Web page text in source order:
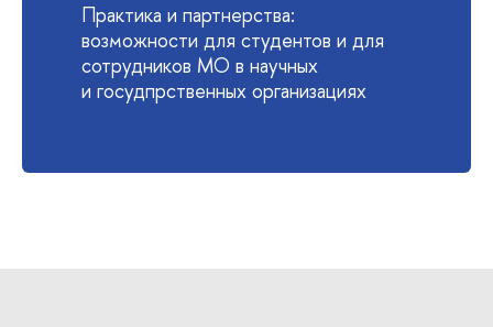
Практика и партнерства:
возможности для студентов и для
сотрудников МО в научных
и госудпрственных организациях